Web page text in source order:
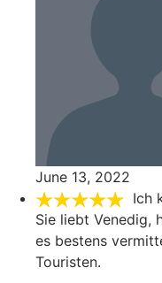
June 13, 2022
Ich
Sie liebt Venedig,
es bestens
Touristen.